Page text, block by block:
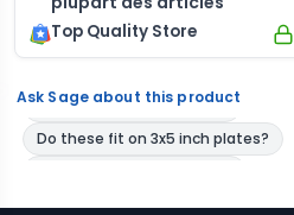
Top Quality Store
Ask Sage about this product